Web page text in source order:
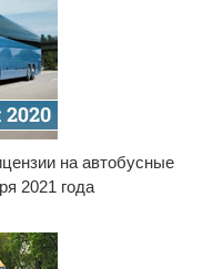
на автобусные
2021 года